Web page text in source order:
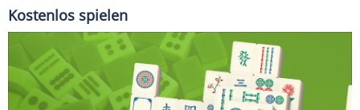
Kostenlos spielen